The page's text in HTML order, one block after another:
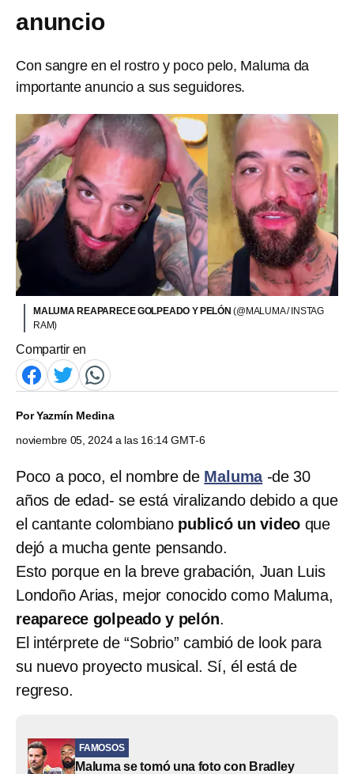
anuncio
Con sangre en el rostro y poco pelo, Maluma da
importante anuncio a sus seguidores.
MALUMA REAPARECE GOLPEADO Y PELÓN(@MALUMA / INSTAG
RAM)
Compartir en
PorYazmín Medina
noviembre 05, 2024 a las 16:14 GMT-6
Poco a poco, el nombre de Maluma-de 30
años de edad- se está viralizando debido a que
el cantante colombiano publicó un video que
dejó a mucha gente pensando.
Esto porque en la breve grabación, Juan Luis
Londoño Arias, mejor conocido como Maluma,
reaparece golpeado y pelón.
El intérprete de “Sobrio” cambió de look para
su nuevo proyecto musical. Sí, él está de
regreso.
FAMOSOS
Maluma se tomó una foto con Bradley